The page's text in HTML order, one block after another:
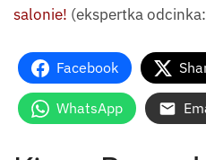
salonie! (ekspertka
Facebook
WhatsApp